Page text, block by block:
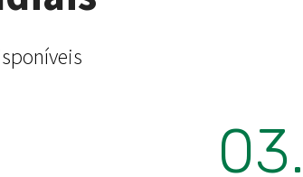
03.